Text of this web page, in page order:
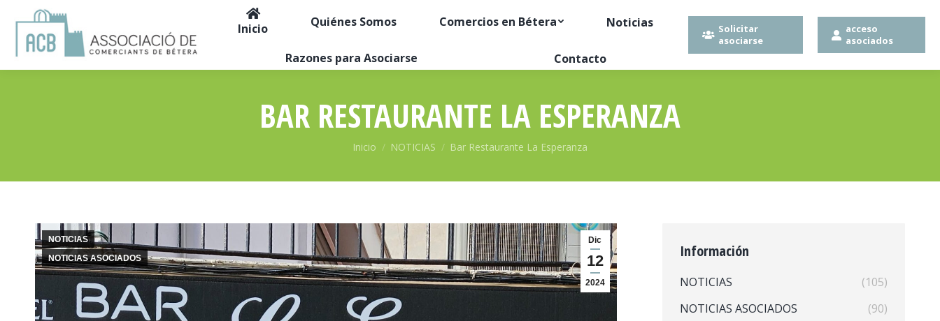
Inicio Quiénes Somos Comercios en Bétera Noticias
Razones para Asociarse Contacto
Solicitar
asociarse
acceso
asociados
BAR RESTAURANTE LA ESPERANZA
Estás aquí:
Inicio NOTICIAS Bar Restaurante La Esperanza
Dic
12
2024
NOTICIAS
NOTICIAS ASOCIADOS
Información
NOTICIAS
(105)
NOTICIAS ASOCIADOS
(90)